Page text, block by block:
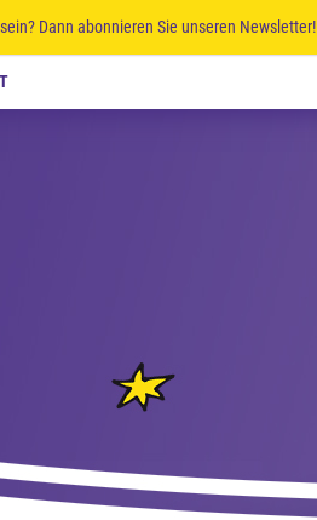
Dann abonnieren Sie unseren Newsletter!